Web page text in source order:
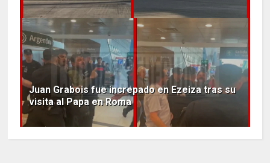
Juan Grabois fue increpado en Ezeiza tras su
visita al Papa en Roma